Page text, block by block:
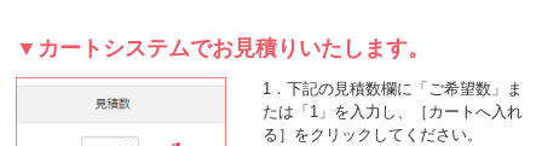
▼カートシステムでお見積りいたします。
1．下記の見積数欄に「ご希望数」ま
たは「1」を入力し、［カートへ入れ
る］をクリックしてください。